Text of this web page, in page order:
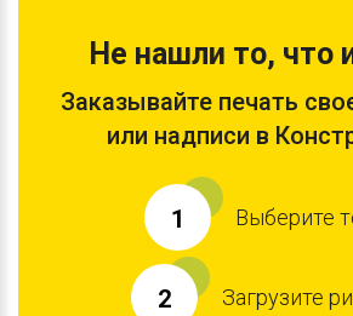
Не нашли то, что
Заказывайте печать
или надписи в
1 Выберите
2 Загрузите